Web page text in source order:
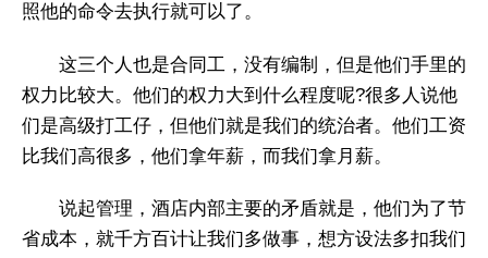
照他的命令去执行就可以了。
这三个人也是合同工，没有编制，但是他们手里的
权力比较大。他们的权力大到什么程度呢?很多人说他
们是高级打工仔，但他们就是我们的统治者。他们工资
比我们高很多，他们拿年薪，而我们拿月薪。
说起管理，酒店内部主要的矛盾就是，他们为了节
省成本，就千方百计让我们多做事，想方设法多扣我们